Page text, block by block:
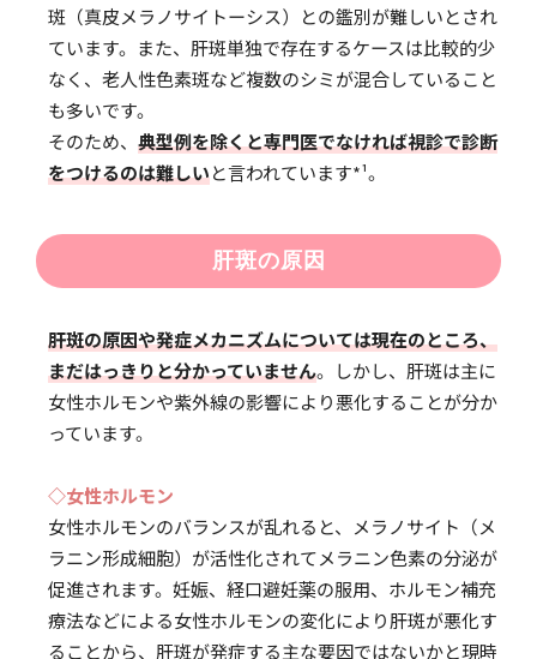
斑（真皮メラノサイトーシス）との鑑別が難しいとされ
ています。また、肝斑単独で存在するケースは比較的少
なく、老人性色素斑など複数のシミが混合していること
も多いです。
そのため、 典型例を除くと専門医でなければ視診で診断
をつけるのは難しいと言われています*¹。
肝斑の原因
肝斑の原因や発症メカニズムについては現在のところ、
まだはっきりと分かっていません。しかし、肝斑は主に
女性ホルモンや紫外線の影響により悪化することが分か
っています。
◇女性ホルモン
女性ホルモンのバランスが乱れると、メラノサイト（メ
ラニン形成細胞）が活性化されてメラニン色素の分泌が
促進されます。妊娠、経口避妊薬の服用、ホルモン補充
療法などによる女性ホルモンの変化により肝斑が悪化す
ることから、肝斑が発症する主な要因ではないかと現時